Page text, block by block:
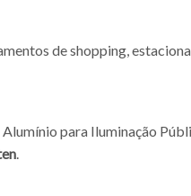
de shopping,
para Iluminação
.